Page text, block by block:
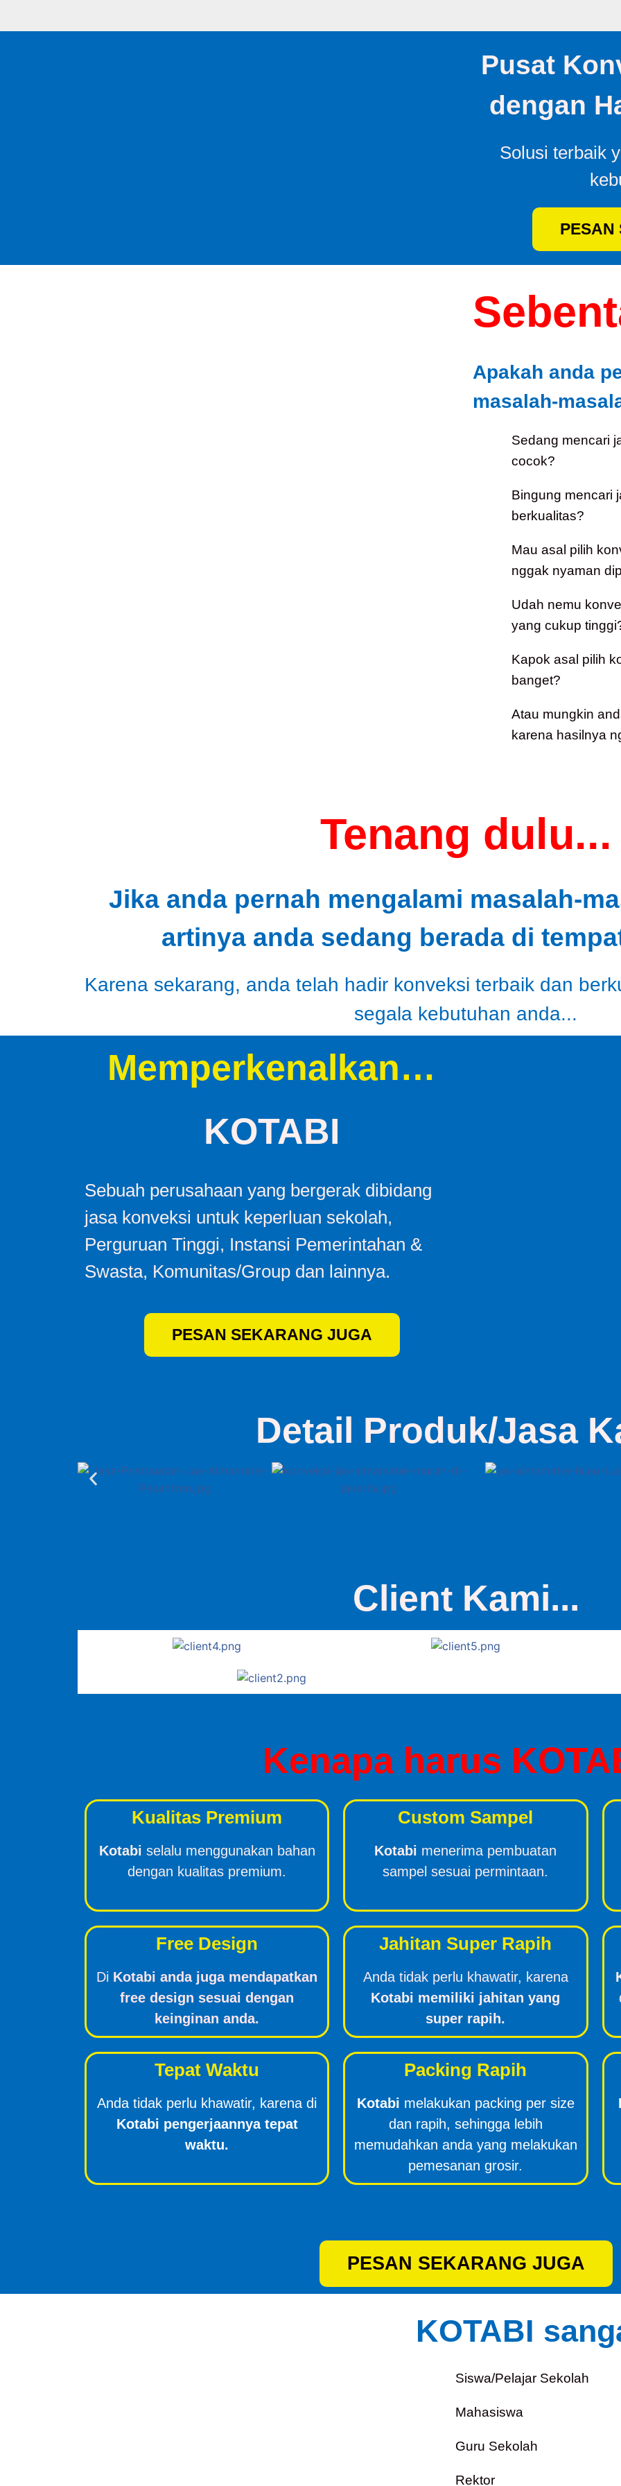
Pusat
dengan
Solusi terbaik
PESAN
Apakah anda
masalah-
Sedang mencari
cocok?
Bingung mencari
berkualitas?
Mau asal pilih
nggak nyaman
Udah nemu
yang cukup
Kapok asal pilih
banget?
Atau mungkin
karena hasilnya
Tenang dulu...
Jika anda pernah mengalami masalah-
artinya anda sedang berada di
Karena sekarang, anda telah hadir konveksi terbaik dan
segala kebutuhan anda...
Memperkenalkan…
KOTABI
Sebuah perusahaan yang bergerak dibidang
jasa konveksi untuk keperluan sekolah,
Perguruan Tinggi, Instansi Pemerintahan &
Swasta, Komunitas/Group dan lainnya.
PESAN SEKARANG JUGA
Detail Produk/Jasa
Client Kami...
Kenapa harus
Kualitas Premium
Kotabi selalu menggunakan bahan
dengan kualitas premium.
Custom Sampel
Kotabi menerima pembuatan
sampel sesuai permintaan.
Free Design
Di Kotabi anda juga mendapatkan
free design sesuai dengan
keinginan anda.
Jahitan Super Rapih
Anda tidak perlu khawatir, karena
Kotabi memiliki jahitan yang
super rapih.
Tepat Waktu
Anda tidak perlu khawatir, karena di
Kotabi pengerjaannya tepat
waktu.
Packing Rapih
Kotabi melakukan packing per size
dan rapih, sehingga lebih
memudahkan anda yang melakukan
pemesanan grosir.
PESAN SEKARANG JUGA
KOTABI
Siswa/Pelajar Sekolah
Mahasiswa
Guru Sekolah
Rektor